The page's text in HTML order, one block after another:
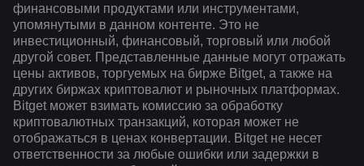
финансовыми продуктами или инструментами,
упомянутыми в данном контенте. Это не
инвестиционный, финансовый, торговый или любой
другой совет. Представленные данные могут отражать
цены активов, торгуемых на бирже Bitget, а также на
других биржах криптовалют и рыночных платформах.
Bitget может взимать комиссию за обработку
криптовалютных транзакций, которая может не
отображаться в ценах конвертации. Bitget не несет
ответственности за любые ошибки или задержки в